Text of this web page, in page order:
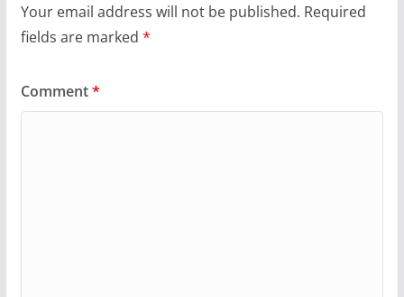
Your email address will not be published. Required
fields are marked *
Comment*